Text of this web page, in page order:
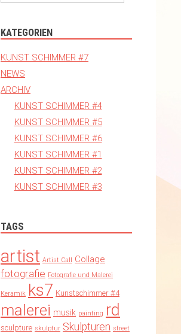
KATEGORIEN
KUNST SCHIMMER #7
NEWS
ARCHIV
KUNST SCHIMMER #4
KUNST SCHIMMER #5
KUNST SCHIMMER #6
KUNST SCHIMMER #1
KUNST SCHIMMER #2
KUNST SCHIMMER #3
TAGS
artist Artist Call Collage
fotografie Fotografie und Malerei
Keramik ks7 Kunstschimmer #4
malerei musik painting rd
sculpture skulptur Skulpturen street